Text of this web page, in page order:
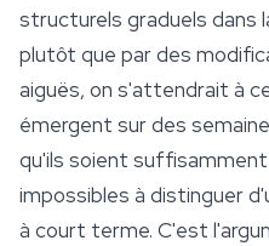
structurels graduels dans
plutôt que par des
aiguës, on s'attendrait à
émergent sur des
qu'ils soient
impossibles à distinguer
à court terme. C'est